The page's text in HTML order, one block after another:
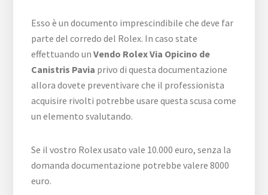
Esso è un documento imprescindibile che deve far
parte del corredo del Rolex. In caso state
effettuando unVendo Rolex Via Opicino de
Canistris Pavia privo di questa documentazione
allora dovete preventivare che il professionista
acquisire rivolti potrebbe usare questa scusa come
un elemento svalutando.
Se il vostro Rolex usato vale 10.000 euro, senza la
domanda documentazione potrebbe valere 8000
euro.